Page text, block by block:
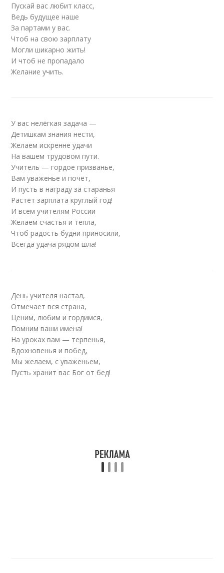
Пускай вас любит класс,
Ведь будущее наше
За партами у вас.
Чтоб на свою зарплату
Могли шикарно жить!
И чтоб не пропадало
Желание учить.
У вас нелёгкая задача —
Детишкам знания нести,
Желаем искренне удачи
На вашем трудовом пути.
Учитель — гордое призванье,
Вам уваженье и почёт,
И пусть в награду за старанья
Растёт зарплата круглый год!
И всем учителям России
Желаем счастья и тепла,
Чтоб радость будни приносили,
Всегда удача рядом шла!
День учителя настал,
Отмечает вся страна,
Ценим, любим и гордимся,
Помним ваши имена!
На уроках вам — терпенья,
Вдохновенья и побед,
Мы желаем, с уваженьем,
Пусть хранит вас Бог от бед!